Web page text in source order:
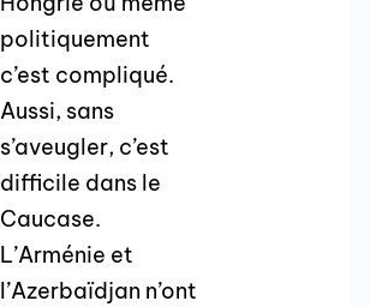
politiquement
c’est compliqué.
Aussi, sans
s’aveugler, c’est
difficile dans le
Caucase.
L’Arménie et
l’Azerbaïdjan n’ont